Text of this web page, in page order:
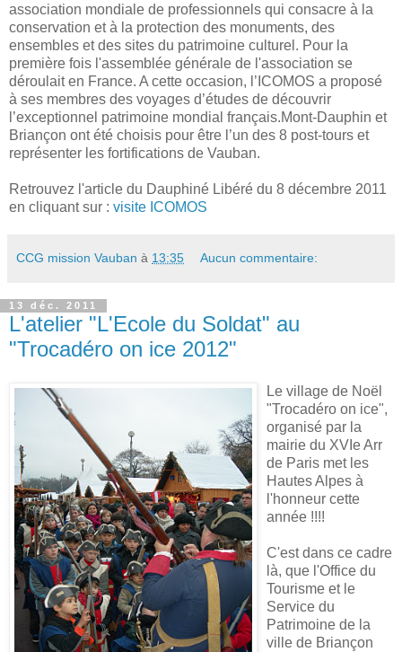
association mondiale de professionnels qui consacre à la
conservation et à la protection des monuments, des
ensembles et des sites du patrimoine culturel. Pour la
première fois l'assemblée générale de l'association se
déroulait en France. A cette occasion, l’ ICOMOS a proposé
à ses membres des voyages d’études de découvrir
l’exceptionnel patrimoine mondial français.Mont-Dauphin et
Briançon ont été choisis pour être l’un des 8 post-tours et
représenter les fortifications de Vauban.
Retrouvez l'article du Dauphiné Libéré du 8 décembre 2011
en cliquant sur : visite ICOMOS
CCG mission Vauban à 13:35 Aucun commentaire:
13 déc. 2011
L'atelier "L'Ecole du Soldat" au
"Trocadéro on ice 2012"
Le village de Noël
"Trocadéro on ice",
organisé par la
mairie du XVIe Arr
de Paris met les
Hautes Alpes à
l'honneur cette
année !!!!
C'est dans ce cadre
là, que l'Office du
Tourisme et le
Service du
Patrimoine de la
ville de Briançon